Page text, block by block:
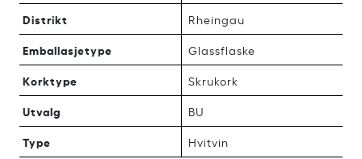
Distrikt Rheingau
Emballasjetype Glassflaske
Korktype Skrukork
Utvalg BU
Type Hvitvin